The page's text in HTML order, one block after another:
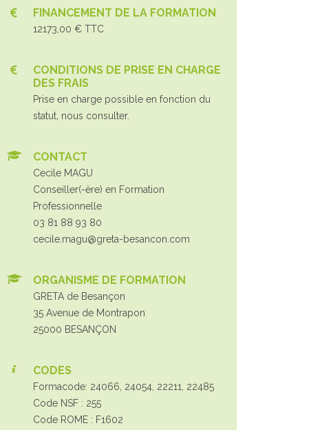
FINANCEMENT DE LA FORMATION
12173,00 € TTC
CONDITIONS DE PRISE EN CHARGE
DES FRAIS
Prise en charge possible en fonction du
statut, nous consulter.
CONTACT
Cecile MAGU
Conseiller(-ère) en Formation
Professionnelle
03 81 88 93 80
cecile.magu@greta-besancon.com
ORGANISME DE FORMATION
GRETA de Besançon
35 Avenue de Montrapon
25000 BESANÇON
CODES
Formacode: 24066, 24054, 22211, 22485
Code NSF : 255
Code ROME : F1602